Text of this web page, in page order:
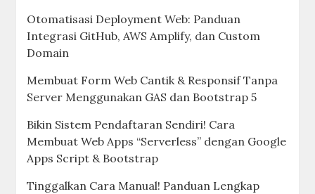
Otomatisasi Deployment Web: Panduan
Integrasi GitHub, AWS Amplify, dan Custom
Domain
Membuat Form Web Cantik & Responsif Tanpa
Server Menggunakan GAS dan Bootstrap 5
Bikin Sistem Pendaftaran Sendiri! Cara
Membuat Web Apps “Serverless” dengan Google
Apps Script & Bootstrap
Tinggalkan Cara Manual! Panduan Lengkap